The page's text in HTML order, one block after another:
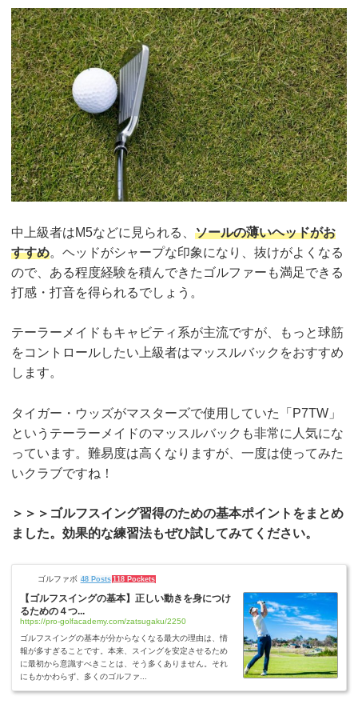
中上級者はM5などに見られる、 ソールの薄いヘッドがお
すすめ。ヘッドがシャープな印象になり、抜けがよくなる
ので、ある程度経験を積んできたゴルファーも満足できる
打感・打音を得られるでしょう。
テーラーメイドもキャビティ系が主流ですが、もっと球筋
をコントロールしたい上級者はマッスルバックをおすすめ
します。
タイガー・ウッズがマスターズで使用していた「P7TW」
というテーラーメイドのマッスルバックも非常に人気にな
っています。難易度は高くなりますが、一度は使ってみた
いクラブですね！
＞＞＞ゴルフスイング習得のための基本ポイントをまとめ
ました。効果的な練習法もぜひ試してみてください。
ゴルファボ 48 Posts 118 Pockets
【ゴルフスイングの基本】正しい動きを身につけ
るための４つ...
https://pro-golfacademy.com/zatsugaku/2250
ゴルフスイングの基本が分からなくなる最大の理由は、情
報が多すぎることです。本来、スイングを安定させるため
に最初から意識すべきことは、そう多くありません。それ
にもかかわらず、多くのゴルファ...